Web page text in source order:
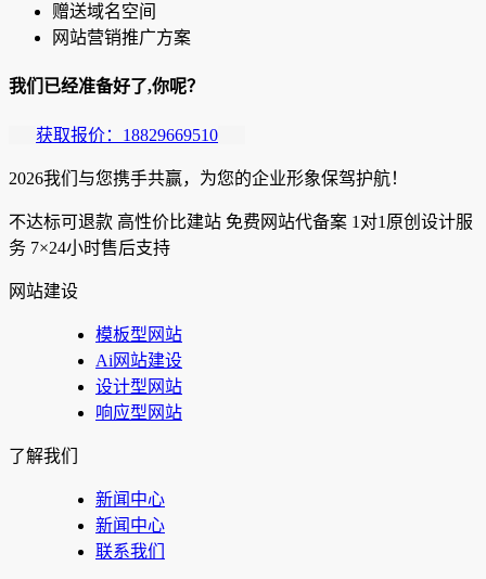
赠送域名空间
网站营销推广方案
我们已经准备好了,你呢？
获取报价：18829669510
2026我们与您携手共赢，为您的企业形象保驾护航！
不达标可退款 高性价比建站 免费网站代备案 1对1原创设计服
务 7×24小时售后支持
网站建设
模板型网站
Ai网站建设
设计型网站
响应型网站
了解我们
新闻中心
新闻中心
联系我们